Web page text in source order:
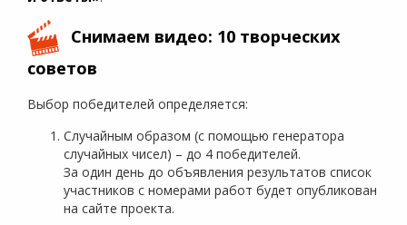
Снимаем видео: 10 творческих
советов
Выбор победителей определяется:
Случайным образом (с помощью генератора
случайных чисел) – до 4 победителей.
За один день до объявления результатов список
участников с номерами работ будет опубликован
на сайте проекта.